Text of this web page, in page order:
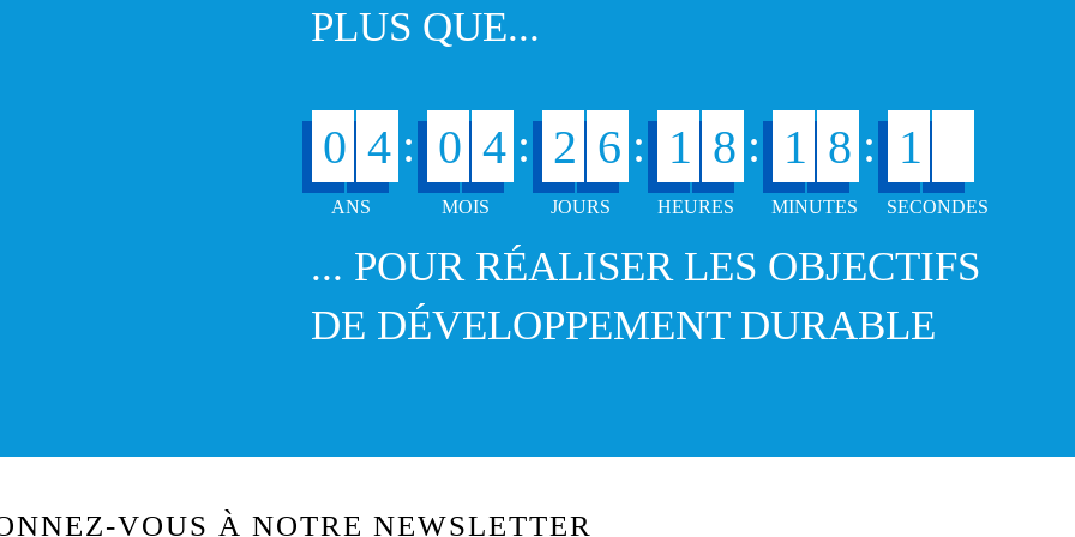
PLUS QUE...
0 4 : 0 4 : 2 6 : 1 8 : 1 8 : 1
4
... POUR RÉALISER LES OBJECTIFS
DE DÉVELOPPEMENT DURABLE
VOUS À NOTRE NEWSLETTER